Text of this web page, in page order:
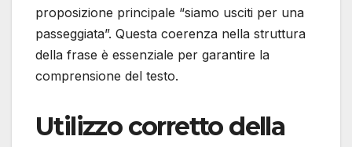
proposizione principale “siamo usciti per una
passeggiata”. Questa coerenza nella struttura
della frase è essenziale per garantire la
comprensione del testo.
Utilizzo corretto della